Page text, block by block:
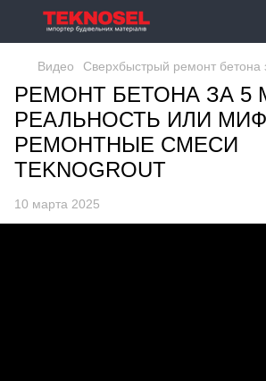
Видео Сверхбыстрый ремонт
РЕМОНТ БЕТОНА ЗА 5
РЕАЛЬНОСТЬ ИЛИ
РЕМОНТНЫЕ СМЕСИ
TEKNOGROUT
10 марта 2025